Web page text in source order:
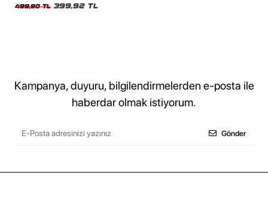
499,90 TL 399,92 TL
Kampanya, duyuru, bilgilendirmelerden e-posta ile
haberdar olmak istiyorum.
Gönder